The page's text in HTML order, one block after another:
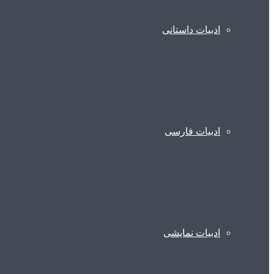
ادبیات داستانی
ادبیات فارسی
ادبیات نمایشی